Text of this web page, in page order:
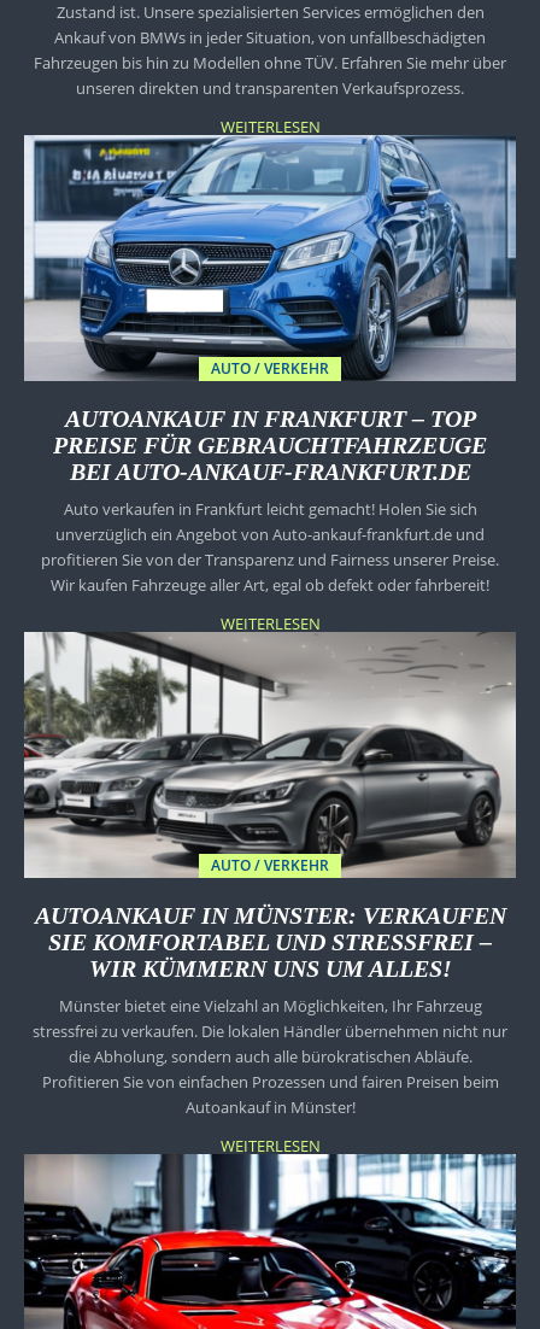
Zustand ist. Unsere spezialisierten Services ermöglichen den
Ankauf von BMWs in jeder Situation, von unfallbeschädigten
Fahrzeugen bis hin zu Modellen ohne TÜV. Erfahren Sie mehr über
unseren direkten und transparenten Verkaufsprozess.
WEITERLESEN
AUTO / VERKEHR
AUTOANKAUF IN FRANKFURT – TOP
PREISE FÜR GEBRAUCHTFAHRZEUGE
BEI AUTO-ANKAUF-FRANKFURT.DE
Auto verkaufen in Frankfurt leicht gemacht! Holen Sie sich
unverzüglich ein Angebot von Auto-ankauf-frankfurt.de und
profitieren Sie von der Transparenz und Fairness unserer Preise.
Wir kaufen Fahrzeuge aller Art, egal ob defekt oder fahrbereit!
WEITERLESEN
AUTO / VERKEHR
AUTOANKAUF IN MÜNSTER: VERKAUFEN
SIE KOMFORTABEL UND STRESSFREI –
WIR KÜMMERN UNS UM ALLES!
Münster bietet eine Vielzahl an Möglichkeiten, Ihr Fahrzeug
stressfrei zu verkaufen. Die lokalen Händler übernehmen nicht nur
die Abholung, sondern auch alle bürokratischen Abläufe.
Profitieren Sie von einfachen Prozessen und fairen Preisen beim
Autoankauf in Münster!
WEITERLESEN